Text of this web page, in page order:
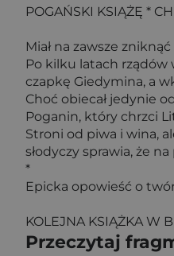
POGAŃSKI KSIĄŻĘ *
Miał na zawsze
Po kilku latach rządów
czapkę Giedymina, a
Choć obiecał jedynie
Poganin, który chrzci
Stroni od piwa i wina,
słodyczy sprawia, że
*
Epicka opowieść o
KOLEJNA KSIĄŻKA W
Przeczytaj